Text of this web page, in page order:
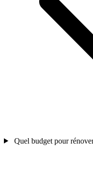
Quel budget pour